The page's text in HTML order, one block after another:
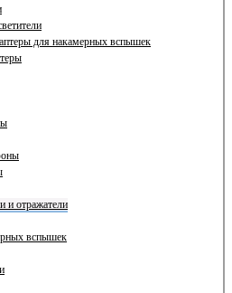
для накамерных вспышек
и отражатели
вспышек